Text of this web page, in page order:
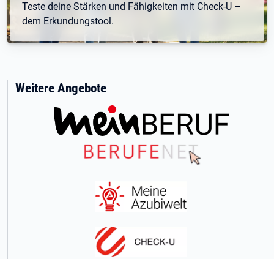
Teste deine Stärken und Fähigkeiten mit Check-U –
dem Erkundungstool.
Weitere Angebote